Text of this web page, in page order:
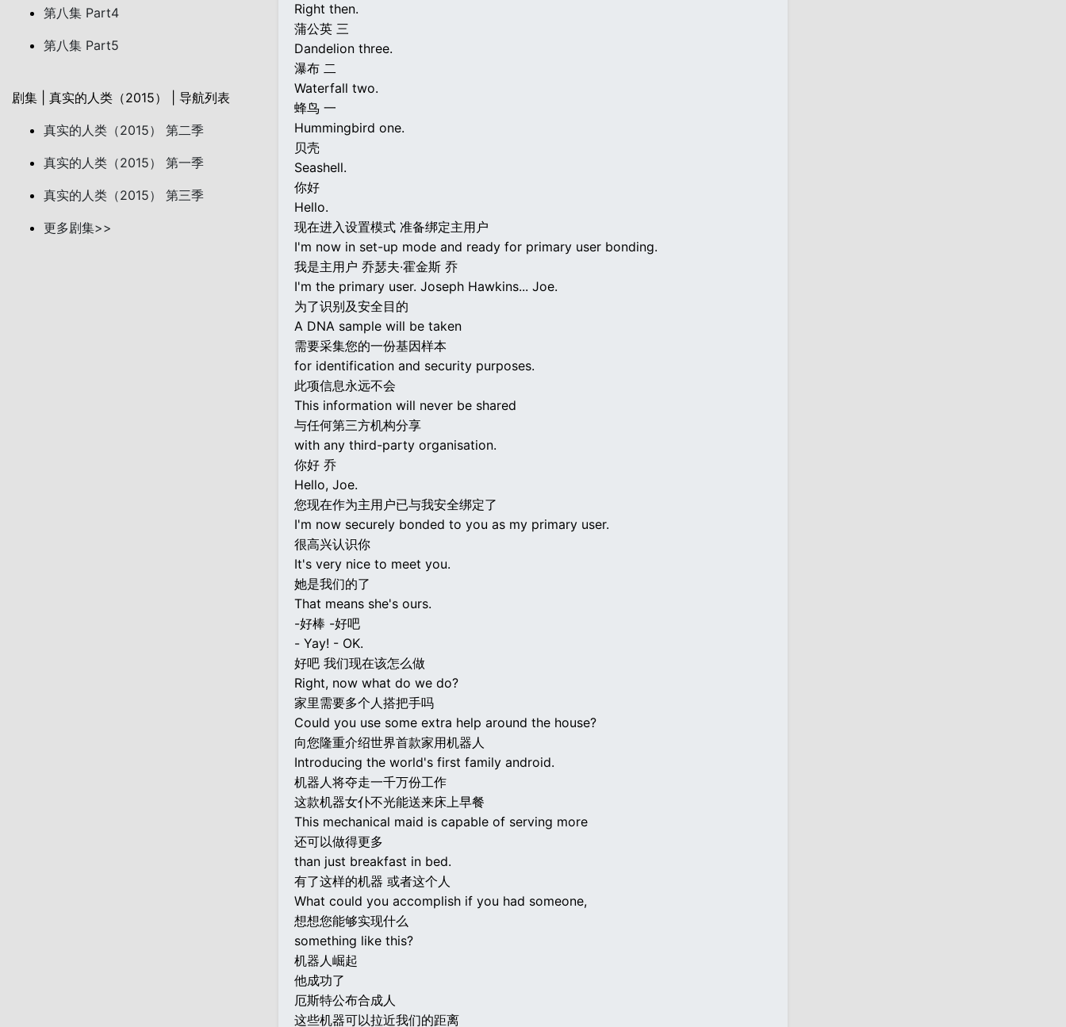
第八集 Part4
第八集 Part5
剧集 | 真实的人类（2015） | 导航列表
真实的人类（2015） 第二季
真实的人类（2015） 第一季
真实的人类（2015） 第三季
更多剧集>>
Right then.
蒲公英 三
Dandelion three.
瀑布 二
Waterfall two.
蜂鸟 一
Hummingbird one.
贝壳
Seashell.
你好
Hello.
现在进入设置模式 准备绑定主用户
I'm now in set-up mode and ready for primary user bonding.
我是主用户 乔瑟夫·霍金斯 乔
I'm the primary user. Joseph Hawkins... Joe.
为了识别及安全目的
A DNA sample will be taken
需要采集您的一份基因样本
for identification and security purposes.
此项信息永远不会
This information will never be shared
与任何第三方机构分享
with any third-party organisation.
你好 乔
Hello, Joe.
您现在作为主用户已与我安全绑定了
I'm now securely bonded to you as my primary user.
很高兴认识你
It's very nice to meet you.
她是我们的了
That means she's ours.
-好棒 -好吧
- Yay! - OK.
好吧 我们现在该怎么做
Right, now what do we do?
家里需要多个人搭把手吗
Could you use some extra help around the house?
向您隆重介绍世界首款家用机器人
Introducing the world's first family android.
机器人将夺走一千万份工作
这款机器女仆不光能送来床上早餐
This mechanical maid is capable of serving more
还可以做得更多
than just breakfast in bed.
有了这样的机器 或者这个人
What could you accomplish if you had someone,
想想您能够实现什么
something like this?
机器人崛起
他成功了
厄斯特公布合成人
这些机器可以拉近我们的距离